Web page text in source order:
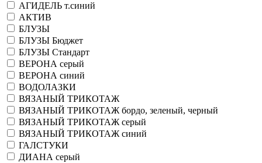
АГИДЕЛЬ т.синий
АКТИВ
БЛУЗЫ
БЛУЗЫ Бюджет
БЛУЗЫ Стандарт
ВЕРОНА серый
ВЕРОНА синий
ВОДОЛАЗКИ
ВЯЗАНЫЙ ТРИКОТАЖ
ВЯЗАНЫЙ ТРИКОТАЖ бордо, зеленый, черный
ВЯЗАНЫЙ ТРИКОТАЖ серый
ВЯЗАНЫЙ ТРИКОТАЖ синий
ГАЛСТУКИ
ДИАНА серый